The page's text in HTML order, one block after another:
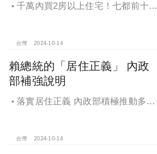
千萬內買2房以上住宅！七都前十大
台灣 2024-10-14
賴總統的「居住正義」 內政
部補強說明
落實居住正義 內政部積極推動多元
台灣 2024-10-14